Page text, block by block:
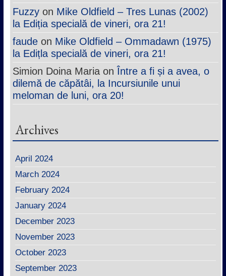
Fuzzyon Mike Oldfield – Tres Lunas (2002)
la Ediția specială de vineri, ora 21!
faudeon Mike Oldfield – Ommadawn (1975)
la Edițla specială de vineri, ora 21!
Simion Doina MariaonÎntre a fi și a avea, o
dilemă de căpătâi, la Incursiunile unui
meloman de luni, ora 20!
Archives
April 2024
March 2024
February 2024
January 2024
December 2023
November 2023
October 2023
September 2023